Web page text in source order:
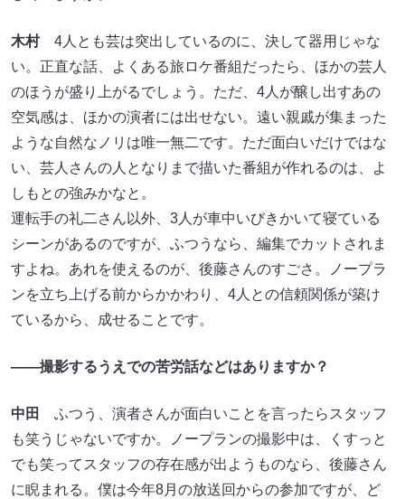
木村4人とも芸は突出しているのに、決して器用じゃな
い。正直な話、よくある旅ロケ番組だったら、ほかの芸人
のほうが盛り上がるでしょう。ただ、4人が醸し出すあの
空気感は、ほかの演者には出せない。遠い親戚が集まった
ような自然なノリは唯一無二です。ただ面白いだけではな
い、芸人さんの人となりまで描いた番組が作れるのは、よ
しもとの強みかなと。
運転手の礼二さん以外、3人が車中いびきかいて寝ている
シーンがあるのですが、ふつうなら、編集でカットされま
すよね。あれを使えるのが、後藤さんのすごさ。ノープラ
ンを立ち上げる前からかかわり、4人との信頼関係が築け
ているから、成せることです。
――撮影するうえでの苦労話などはありますか？
中田
ふつう、演者さんが面白いことを言ったらスタッフ
も笑うじゃないですか。ノープランの撮影中は、くすっと
でも笑ってスタッフの存在感が出ようものなら、後藤さん
に睨まれる。僕は今年8月の放送回からの参加ですが、ど